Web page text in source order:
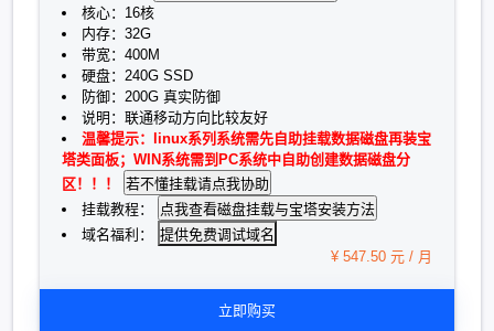
核心：16核
内存：32G
带宽：400M
硬盘：240G SSD
防御：200G 真实防御
说明：联通移动方向比较友好
温馨提示：linux系列系统需先自助挂载数据磁盘再装宝
塔类面板；WIN系统需到PC系统中自助创建数据磁盘分
区！！！
挂载教程：
域名福利：
提供免费调试域名
¥ 547.50 元 / 月
立即购买